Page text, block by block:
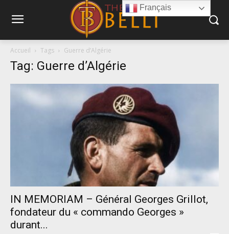
Accueil Tags Guerre d’Algérie
Tag: Guerre d’Algérie
IN MEMORIAM – Général Georges Grillot,
fondateur du « commando Georges »
durant...
Français